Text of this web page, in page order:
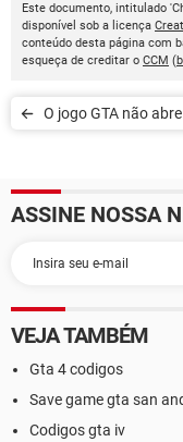
Este documento, intitulado
disponível sob a licença
conteúdo desta página com
esqueça de creditar o CCM (
O jogo GTA não
ASSINE NOSSA
VEJA TAMBÉM
Gta 4 codigos
Save game gta san
Codigos gta iv